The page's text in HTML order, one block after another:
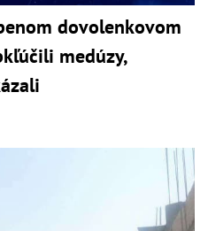
dovolenkovom
medúzy,